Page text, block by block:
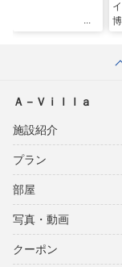
Ａ－Ｖｉｌｌａ
施設紹介
プラン
部屋
写真・動画
クーポン